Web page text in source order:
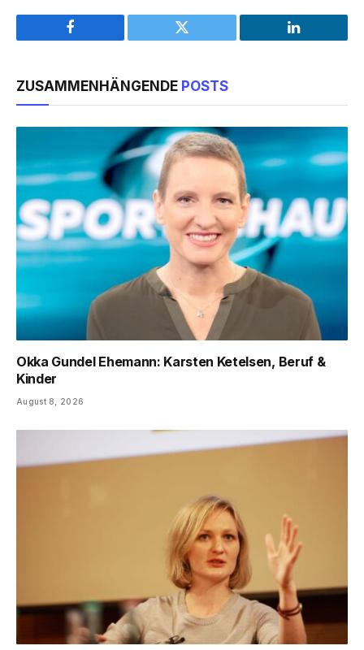
Facebook Twitter LinkedIn
ZUSAMMENHÄNGENDE POSTS
Okka Gundel Ehemann: Karsten Ketelsen, Beruf &
Kinder
August 8, 2026